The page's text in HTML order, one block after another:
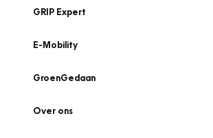
GRIP Expert
E-Mobility
GroenGedaan
Over ons